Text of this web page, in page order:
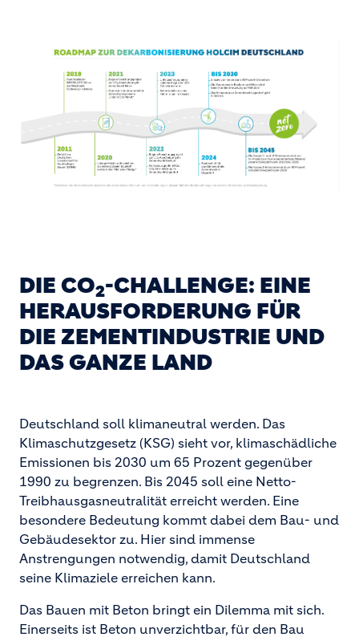
DIE CO2-CHALLENGE: EINE
HERAUSFORDERUNG FÜR
DIE ZEMENTINDUSTRIE UND
DAS GANZE LAND
Deutschland soll klimaneutral werden. Das
Klimaschutzgesetz (KSG) sieht vor, klimaschädliche
Emissionen bis 2030 um 65 Prozent gegenüber
1990 zu begrenzen. Bis 2045 soll eine Netto-
Treibhausgasneutralität erreicht werden. Eine
besondere Bedeutung kommt dabei dem Bau- und
Gebäudesektor zu. Hier sind immense
Anstrengungen notwendig, damit Deutschland
seine Klimaziele erreichen kann.
Das Bauen mit Beton bringt ein Dilemma mit sich.
Einerseits ist Beton unverzichtbar, für den Bau